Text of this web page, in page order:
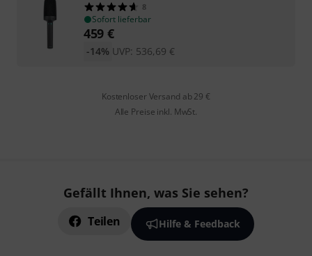
8
Sofort lieferbar
459 €
UVP: 536,69 €
-14%
Kostenloser Versand ab 29 €
Alle Preise inkl. MwSt.
Gefällt Ihnen, was Sie sehen?
Teilen Hilfe & Feedback